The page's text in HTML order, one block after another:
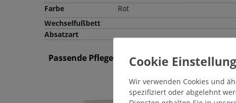
Farbe
Rot
Wechselfußbett
Absatzart
Passende Pflegemittel und Einlegesohlen
14640
Wir verwenden Cookies und
spezifiziert oder abgelehnt